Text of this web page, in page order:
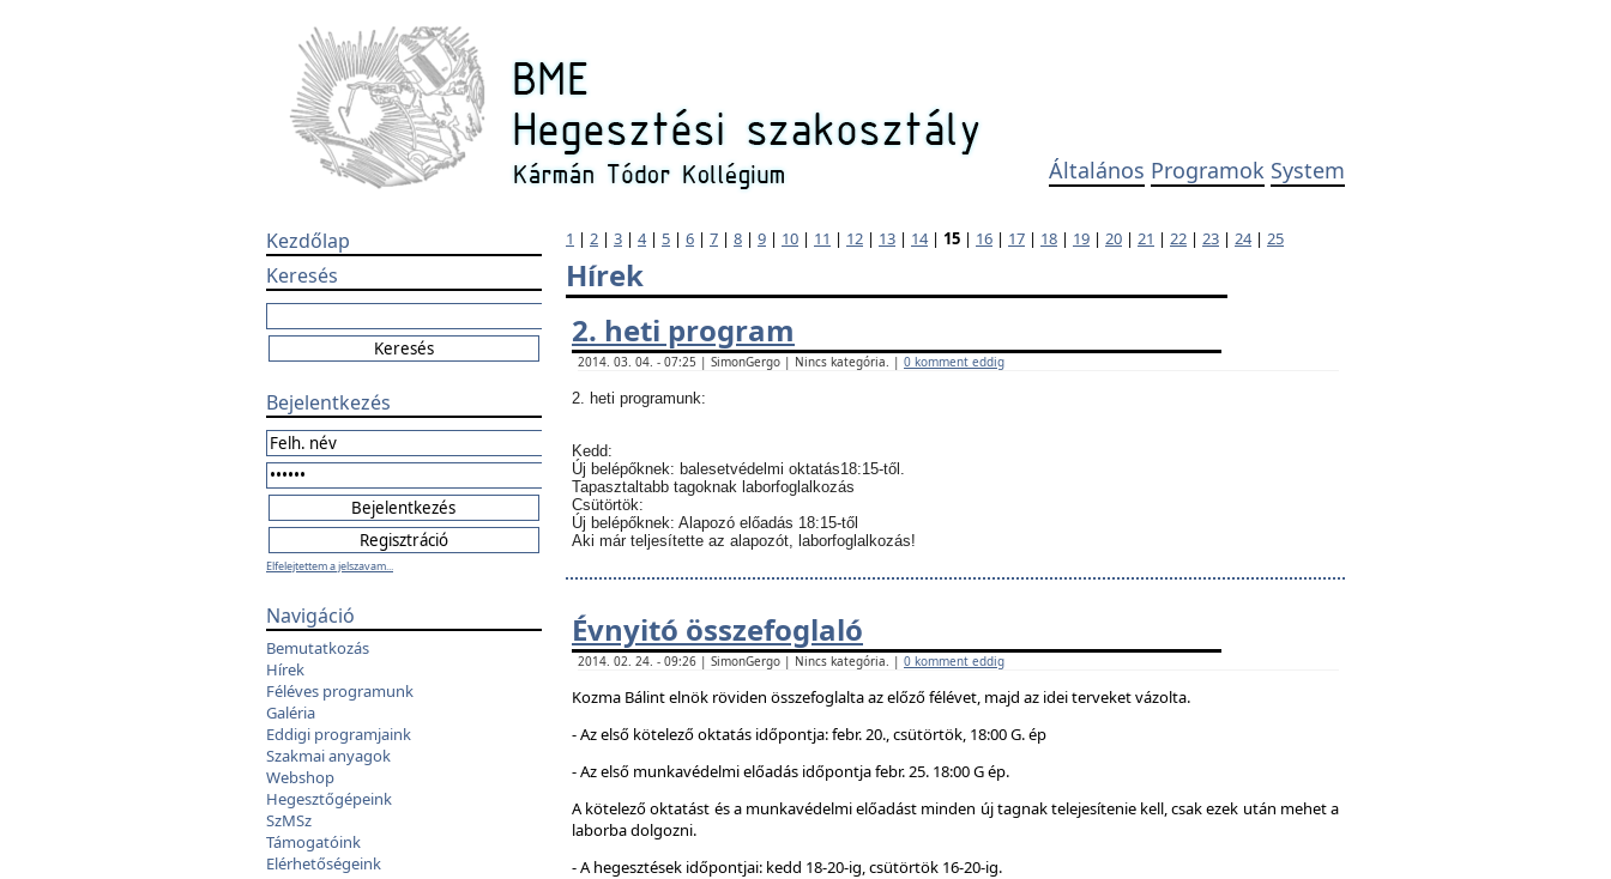
Általános Programok System
Kezdőlap
Keresés
Bejelentkezés
Elfelejtettem a jelszavam...
Navigáció
Bemutatkozás
Hírek
Féléves programunk
Galéria
Eddigi programjaink
Szakmai anyagok
Webshop
Hegesztőgépeink
SzMSz
Támogatóink
Elérhetőségeink
1 | 2 | 3 | 4| 5 | 6 | 7 | 8 | 9 | 10 | 11 | 12 | 13 | 14| 15 | 16 | 17 | 18 | 19 | 20 | 21 | 22 | 23 | 24| 25
Hírek
2. heti program
2014. 03. 04. - 07:25 | SimonGergo | Nincs kategória. | 0 komment eddig
2. heti programunk:
Kedd:
Új belépőknek: balesetvédelmi oktatás18:15-től.
Tapasztaltabb tagoknak laborfoglalkozás
Csütörtök:
Új belépőknek: Alapozó előadás 18:15-től
Aki már teljesítette az alapozót, laborfoglalkozás!
Évnyitó összefoglaló
2014. 02. 24. - 09:26 | SimonGergo | Nincs kategória. | 0 komment eddig
Kozma Bálint elnök röviden összefoglalta az előző félévet, majd az idei terveket vázolta.
- Az első kötelező oktatás időpontja: febr. 20., csütörtök, 18:00 G. ép
- Az első munkavédelmi előadás időpontja febr. 25. 18:00 G ép.
A kötelező oktatást és a munkavédelmi előadást minden új tagnak telejesítenie kell, csak ezek után mehet a
laborba dolgozni.
- A hegesztések időpontjai: kedd 18-20-ig, csütörtök 16-20-ig.